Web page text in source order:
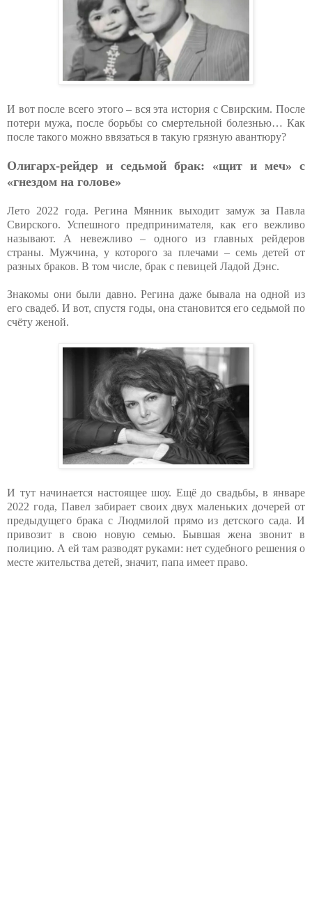
И вот после всего этого – вся эта история с Свирским. После
потери мужа, после борьбы со смертельной болезнью… Как
после такого можно ввязаться в такую грязную авантюру?
Олигарх-рейдер и седьмой брак: «щит и меч» с
«гнездом на голове»
Лето 2022 года. Регина Мянник выходит замуж за Павла
Свирского. Успешного предпринимателя, как его вежливо
называют. А невежливо – одного из главных рейдеров
страны. Мужчина, у которого за плечами – семь детей от
разных браков. В том числе, брак с певицей Ладой Дэнс.
Знакомы они были давно. Регина даже бывала на одной из
его свадеб. И вот, спустя годы, она становится его седьмой по
счёту женой.
И тут начинается настоящее шоу. Ещё до свадьбы, в январе
2022 года, Павел забирает своих двух маленьких дочерей от
предыдущего брака с Людмилой прямо из детского сада. И
привозит в свою новую семью. Бывшая жена звонит в
полицию. А ей там разводят руками: нет судебного решения о
месте жительства детей, значит, папа имеет право.